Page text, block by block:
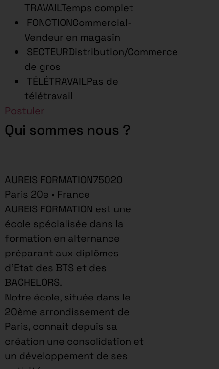
TRAVAILTemps complet
FONCTIONCommercial-
Vendeur en magasin
SECTEURDistribution/Commerce
de gros
TÉLÉTRAVAILPas de
télétravail
Postuler
Qui sommes nous ?
AUREIS FORMATION75020
Paris 20e • France
AUREIS FORMATION est une
école spécialisée dans la
formation en alternance
préparant aux diplômes
d’Etat des BTS et des
BACHELORS.
Notre école, située dans le
20ème arrondissement de
Paris, connait depuis sa
création une consolidation et
un développement de ses